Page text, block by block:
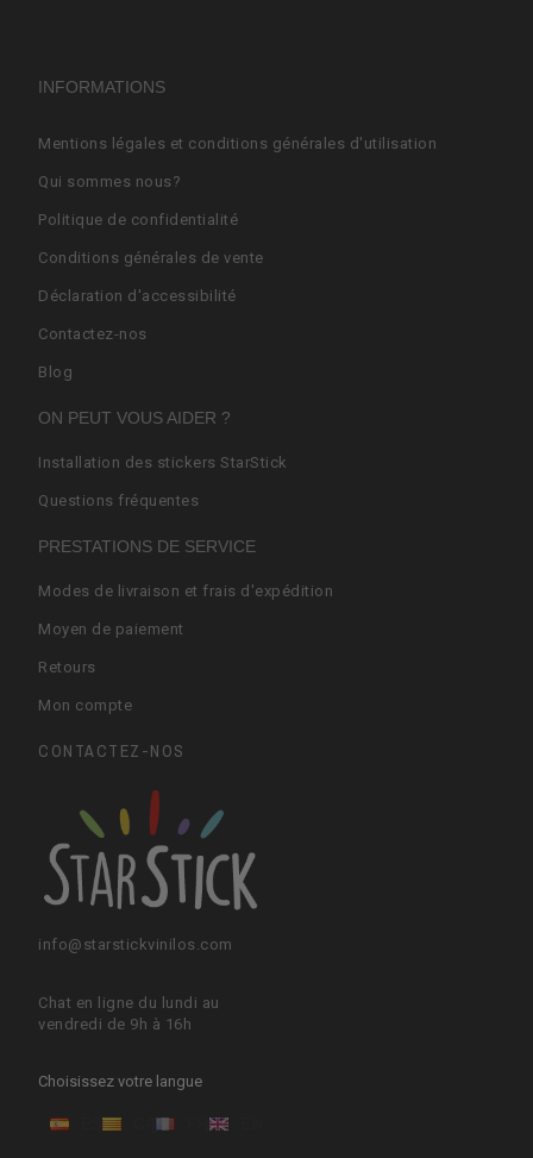
INFORMATIONS
Mentions légales et conditions générales d'utilisation
Qui sommes nous?
Politique de confidentialité
Conditions générales de vente
Déclaration d'accessibilité
Contactez-nos
Blog
ON PEUT VOUS AIDER ?
Installation des stickers StarStick
Questions fréquentes
PRESTATIONS DE SERVICE
Modes de livraison et frais d'expédition
Moyen de paiement
Retours
Mon compte
CONTACTEZ-NOS
info@starstickvinilos.com
Chat en ligne du lundi au
vendredi de 9h à 16h
Choisissez votre langue
ES CA FR